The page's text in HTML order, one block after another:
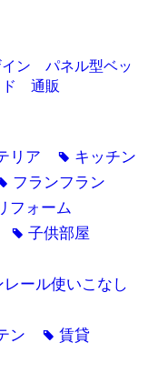
ン パネル型ベッ
ド 通販
リア tag キッチン
フランフラン
フォーム
tag子供部屋
ール使いこなし
ン tag賃貸